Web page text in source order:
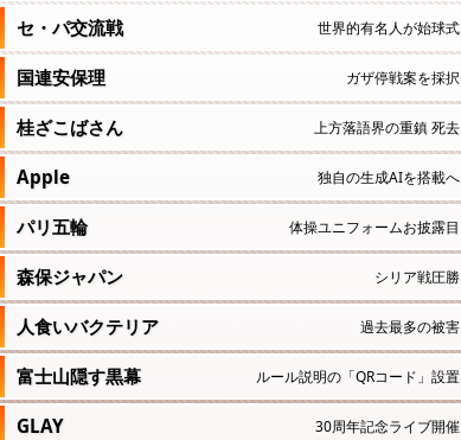
セ・パ交流戦 世界的有名人が始球式
国連安保理 ガザ停戦案を採択
桂ざこばさん 上方落語界の重鎮 死去
Apple 独自の生成AIを搭載へ
パリ五輪 体操ユニフォームお披露目
森保ジャパン シリア戦圧勝
人食いバクテリア 過去最多の被害
富士山隠す黒幕 ルール説明の「QRコード」設置
GLAY 30周年記念ライブ開催